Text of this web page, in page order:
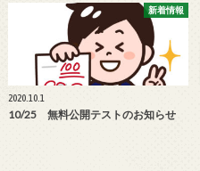
新着情報
2020.10.1
10/25 無料公開テストのお知らせ